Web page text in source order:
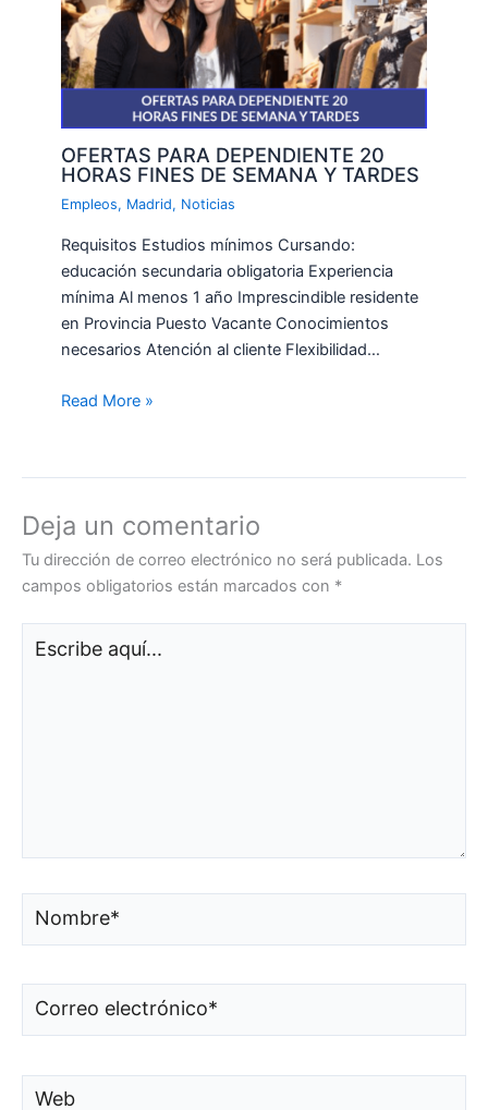
OFERTAS PARA DEPENDIENTE 20
HORAS FINES DE SEMANA Y TARDES
Empleos, Madrid, Noticias
Requisitos Estudios mínimos Cursando:
educación secundaria obligatoria Experiencia
mínima Al menos 1 año Imprescindible residente
en Provincia Puesto Vacante Conocimientos
necesarios Atención al cliente Flexibilidad…
Read More »
Deja un comentario
Tu dirección de correo electrónico no será publicada. Los
campos obligatorios están marcados con *
aquí...
Correo
electrónico*